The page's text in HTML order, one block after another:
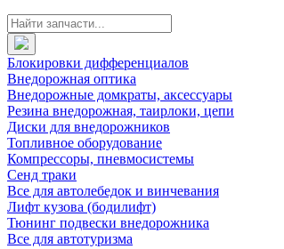
Блокировки дифференциалов
Внедорожная оптика
Внедорожные домкраты, аксессуары
Резина внедорожная, таирлоки, цепи
Диски для внедорожников
Топливное оборудование
Компрессоры, пневмосистемы
Сенд траки
Все для автолебедок и винчевания
Лифт кузова (бодилифт)
Тюнинг подвески внедорожника
Все для автотуризма